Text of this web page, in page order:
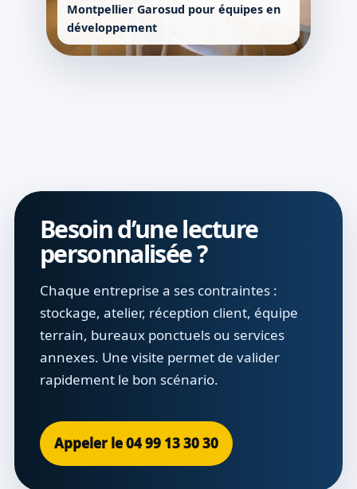
Montpellier Garosud pour équipes en
développement
Besoin d’une lecture
personnalisée ?
Chaque entreprise a ses contraintes :
stockage, atelier, réception client, équipe
terrain, bureaux ponctuels ou services
annexes. Une visite permet de valider
rapidement le bon scénario.
Appeler le 04 99 13 30 30